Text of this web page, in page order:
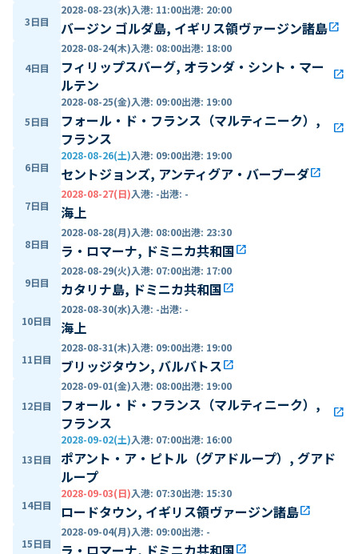
3日目
2028-08-23(水)入港: 11:00出港: 20:00
バージン ゴルダ島, イギリス領ヴァージン諸島open_in_new
4日目
2028-08-24(木)入港: 08:00出港: 18:00
フィリップスバーグ, オランダ・シント・マー
ルテン
open_in_new
5日目
2028-08-25(金)入港: 09:00出港: 19:00
フォール・ド・フランス（マルティニーク）,
フランス
open_in_new
6日目
2028-08-26(土)入港: 09:00出港: 19:00
セントジョンズ, アンティグア・バーブーダopen_in_new
7日目
2028-08-27(日)入港: -出港: -
海上
8日目
2028-08-28(月)入港: 08:00出港: 23:30
ラ・ロマーナ, ドミニカ共和国open_in_new
9日目
2028-08-29(火)入港: 07:00出港: 17:00
カタリナ島, ドミニカ共和国open_in_new
10日目
2028-08-30(水)入港: -出港: -
海上
11日目
2028-08-31(木)入港: 09:00出港: 19:00
ブリッジタウン, バルバトスopen_in_new
12日目
2028-09-01(金)入港: 08:00出港: 19:00
フォール・ド・フランス（マルティニーク）,
フランス
open_in_new
13日目
2028-09-02(土)入港: 07:00出港: 16:00
ポアント・ア・ピトル（グアドループ）, グアド
ループ
14日目
2028-09-03(日)入港: 07:30出港: 15:30
ロードタウン, イギリス領ヴァージン諸島open_in_new
15日目
2028-09-04(月)入港: 09:00出港: -
ラ・ロマーナ, ドミニカ共和国open_in_new